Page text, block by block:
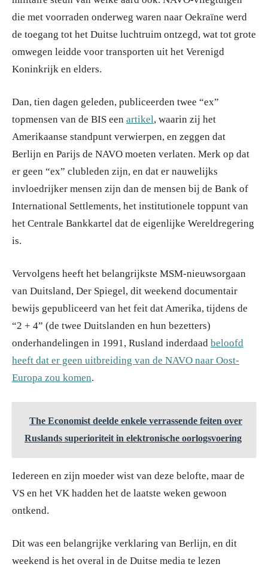
die met voorraden onderweg waren naar Oekraïne werd
de toegang tot het Duitse luchtruim ontzegd, wat tot grote
omwegen leidde voor transporten uit het Verenigd
Koninkrijk en elders.
Dan, tien dagen geleden, publiceerden twee “ex”
topmensen van de BIS een artikel, waarin zij het
Amerikaanse standpunt verwierpen, en zeggen dat
Berlijn en Parijs de NAVO moeten verlaten. Merk op dat
er geen “ex” clubleden zijn, en dat er nauwelijks
invloedrijker mensen zijn dan de mensen bij de Bank of
International Settlements, het institutionele toppunt van
het Centrale Bankkartel dat de eigenlijke Wereldregering
is.
Vervolgens heeft het belangrijkste MSM-nieuwsorgaan
van Duitsland, Der Spiegel, dit weekend documentair
bewijs gepubliceerd van het feit dat Amerika, tijdens de
“2 + 4” (de twee Duitslanden en hun bezetters)
onderhandelingen in 1991, Rusland inderdaad beloofd
heeft dat er geen uitbreiding van de NAVO naar Oost-
Europa zou komen.
The Economist deelde enkele verrassende feiten over
Ruslands superioriteit in elektronische oorlogsvoering
Iedereen en zijn moeder wist van deze belofte, maar de
VS en het VK hadden het de laatste weken gewoon
ontkend.
Dit was een belangrijke verklaring van Berlijn, en dit
weekend is het overal in de Duitse media te lezen